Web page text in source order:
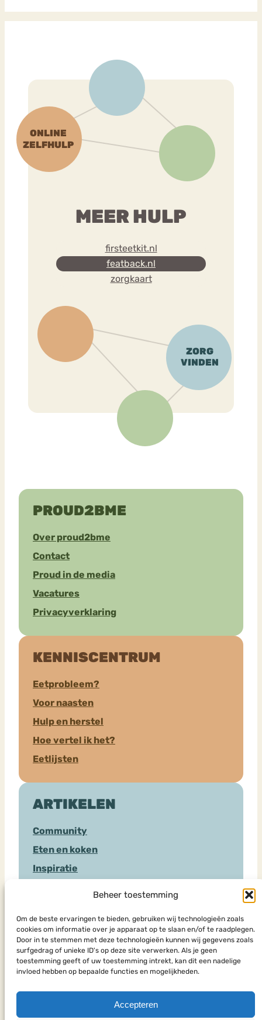
Beheer toestemming
Om de beste ervaringen te bieden, gebruiken wij technologieën zoals
cookies om informatie over je apparaat op te slaan en/of te raadplegen.
Door in te stemmen met deze technologieën kunnen wij gegevens zoals
surfgedrag of unieke ID's op deze site verwerken. Als je geen
toestemming geeft of uw toestemming intrekt, kan dit een nadelige
invloed hebben op bepaalde functies en mogelijkheden.
Accepteren
MEER HULP
firsteetkit.nl
featback.nl
zorgkaart
PROUD2BME
Over proud2bme
Contact
Proud in de media
Vacatures
Privacyverklaring
KENNISCENTRUM
Eetprobleem?
Voor naasten
Hulp en herstel
Hoe vertel ik het?
Eetlijsten
ARTIKELEN
Community
Eten en koken
Inspiratie
HULPSOORTEN
Chat